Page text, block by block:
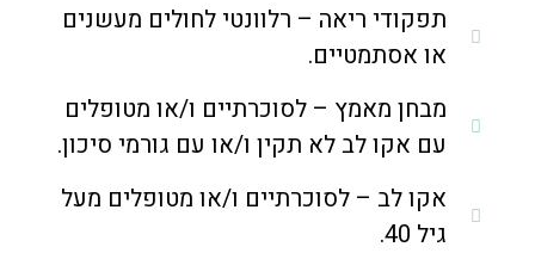
תפקודי ריאה – רלוונטי לחולים מעשנים
או אסתמטיים.
מבחן מאמץ – לסוכרתיים ו/או מטופלים
עם אקו לב לא תקין ו/או עם גורמי סיכון.
אקו לב – לסוכרתיים ו/או מטופלים מעל
גיל 40.